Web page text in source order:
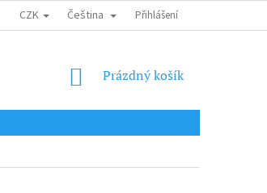
SHIPPING OBCHODNÍ PODMÍNKY
CZK Čeština Přihlášení
NÁKUPNÍ
Prázdný košík